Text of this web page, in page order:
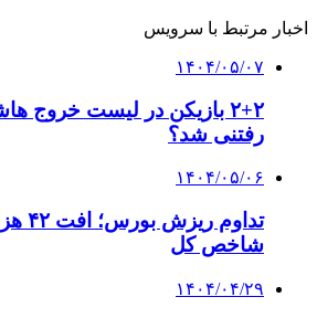
اخبار مرتبط با سرویس
۱۴۰۴/۰۵/۰۷
۲+۲ بازیکن در لیست خروج
رفتنی شد؟
۱۴۰۴/۰۵/۰۶
شاخص کل
۱۴۰۴/۰۴/۲۹